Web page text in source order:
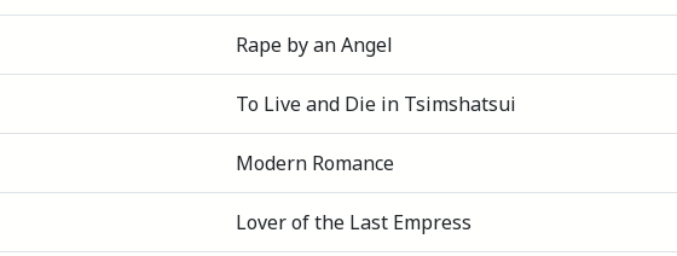
Rape by an Angel
To Live and Die in Tsimshatsui
Modern Romance
Lover of the Last Empress